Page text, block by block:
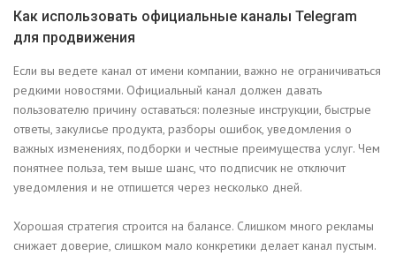
Как использовать официальные каналы Telegram
для продвижения
Если вы ведете канал от имени компании, важно не ограничиваться
редкими новостями. Официальный канал должен давать
пользователю причину оставаться: полезные инструкции, быстрые
ответы, закулисье продукта, разборы ошибок, уведомления о
важных изменениях, подборки и честные преимущества услуг. Чем
понятнее польза, тем выше шанс, что подписчик не отключит
уведомления и не отпишется через несколько дней.
Хорошая стратегия строится на балансе. Слишком много рекламы
снижает доверие, слишком мало конкретики делает канал пустым.